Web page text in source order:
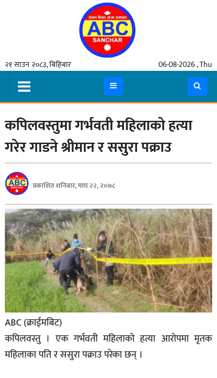
२१ साउन २०८३, बिहिबार 06-08-2026 , Thu
समाचार
मुख्य
समाचार
कुटनीती
अर्थ
रसरङ्ग
यौन/
स्वास्थ्य
भिडियो
बिशेष
भिडियो
पत्रपत्रिका
खेलकुद
बिश्व
अचम्म
दुनिया
कपिलवस्तुमा गर्भवती महिलाको हत्या
गरेर गाडने श्रीमान र ससुरा पक्राउ
प्रकाशित शनिबार, माघ २२, २०७८
ABC (क्राईमबिट)
कपिलवस्तु । एक गर्भवती महिलाको हत्या आरोपमा मृतक
महिलाका पति र ससुरा पक्राउ परेका छन् ।